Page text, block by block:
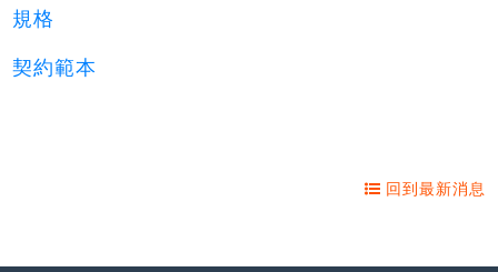
規格
契約範本
回到最新消息